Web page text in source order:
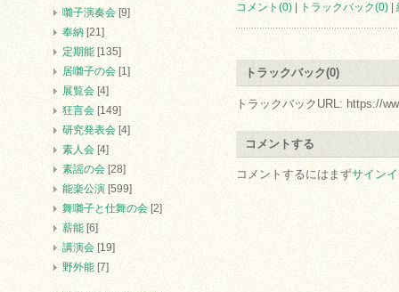
コメント(0) トラックバック(0)
トラックバック(0)
トラックバックURL: https://
コメントする
コメントするにはまずサイン
囃子演奏会 [9]
奉納 [21]
定期能 [135]
居囃子の会 [1]
展覧会 [4]
狂言会 [149]
研究発表会 [4]
素人会 [4]
素謡の会 [28]
能楽公演 [599]
舞囃子と仕舞の会 [2]
薪能 [6]
講演会 [19]
野外能 [7]